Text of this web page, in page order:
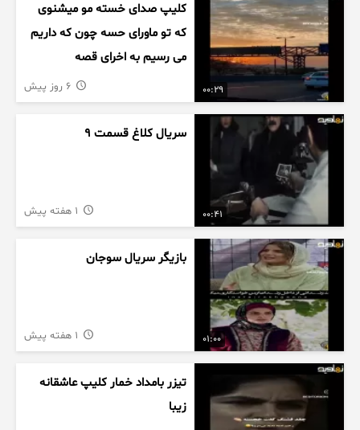
00:29
کلیپ صدای خسته مو میشنوی
که تو ماورای حسه چون که داریم
می رسیم به اخرای قصه
00:41
سریال کلاغ قسمت 9
01:00
بازیگر سریال سوجان
تیزر بامداد خمار کلیپ عاشقانه
زیبا